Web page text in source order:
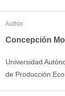
Author
Concepción
Universidad
de Producción